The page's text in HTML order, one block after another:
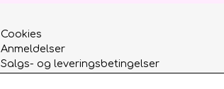
Cookies
Anmeldelser
Salgs- og leveringsbetingelser